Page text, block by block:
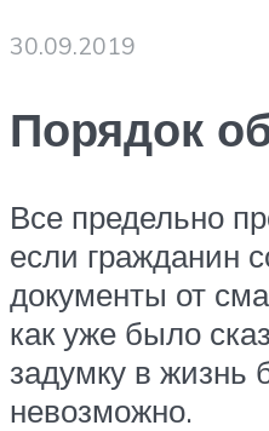
30.09.2019
Порядок
Все предельно
если гражданин
документы от
как уже было
задумку в жизнь
невозможно.